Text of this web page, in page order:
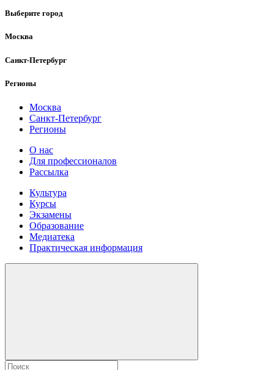
Выберите город
Москва
Санкт-Петербург
Регионы
Москва
Санкт-Петербург
Регионы
О нас
Для профессионалов
Рассылка
Культура
Курсы
Экзамены
Образование
Медиатека
Практическая информация